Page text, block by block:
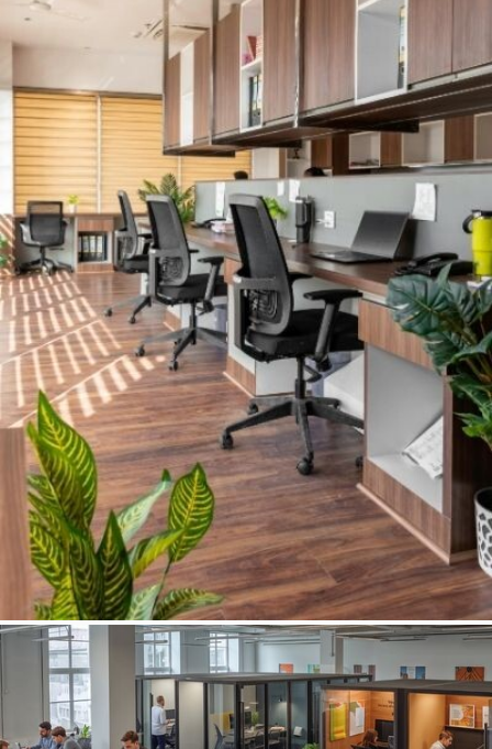
ÇALIŞMA ORTAMI
Özel Koltuklar